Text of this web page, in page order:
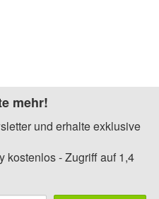
mehr!
und erhalte exklusive
kostenlos - Zugriff auf 1,4